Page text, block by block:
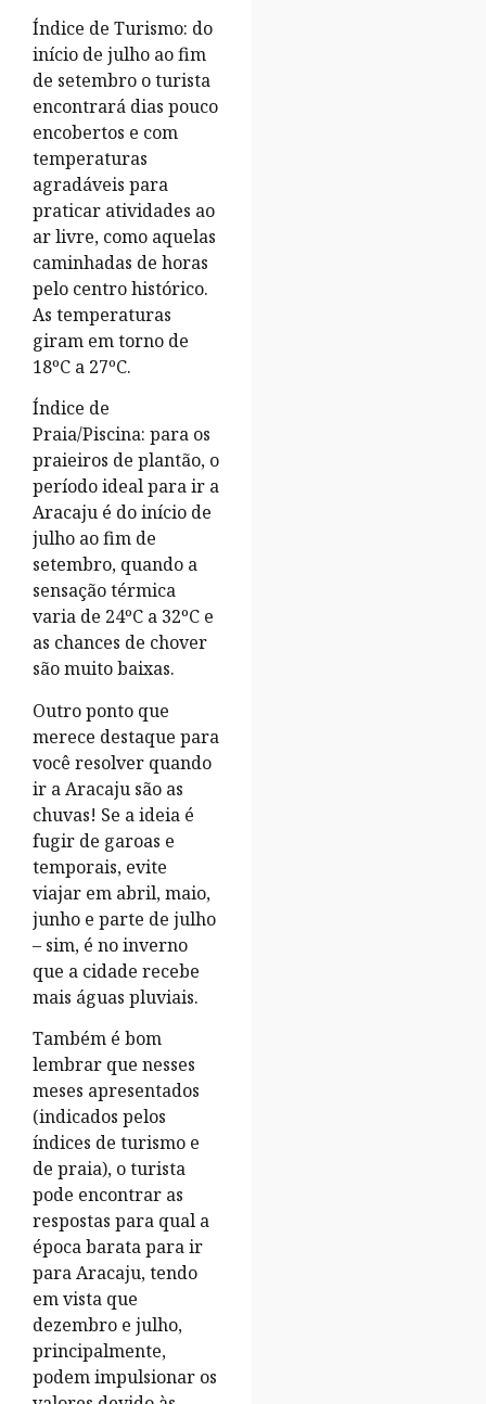
Índice de Turismo: do
início de julho ao fim
de setembro o turista
encontrará dias pouco
encobertos e com
temperaturas
agradáveis para
praticar atividades ao
ar livre, como aquelas
caminhadas de horas
pelo centro histórico.
As temperaturas
giram em torno de
18ºC a 27ºC.
Índice de
Praia/Piscina: para os
praieiros de plantão, o
período ideal para ir a
Aracaju é do início de
julho ao fim de
setembro, quando a
sensação térmica
varia de 24ºC a 32ºC e
as chances de chover
são muito baixas.
Outro ponto que
merece destaque para
você resolver quando
ir a Aracaju são as
chuvas! Se a ideia é
fugir de garoas e
temporais, evite
viajar em abril, maio,
junho e parte de julho
– sim, é no inverno
que a cidade recebe
mais águas pluviais.
Também é bom
lembrar que nesses
meses apresentados
(indicados pelos
índices de turismo e
de praia), o turista
pode encontrar as
respostas para qual a
época barata para ir
para Aracaju, tendo
em vista que
dezembro e julho,
principalmente,
podem impulsionar os